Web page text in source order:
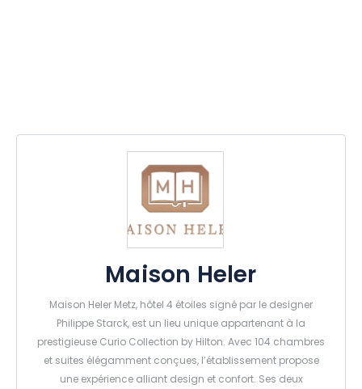
Maison Heler
Maison Heler Metz, hôtel 4 étoiles signé par le designer
Philippe Starck, est un lieu unique appartenant à la
prestigieuse Curio Collection by Hilton. Avec 104 chambres
et suites élégamment conçues, l’établissement propose
une expérience alliant design et confort. Ses deux